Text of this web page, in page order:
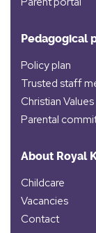
Pedagogical
Policy plan
Trusted staff
Christian Values
Parental
About Royal
Childcare
Vacancies
Contact